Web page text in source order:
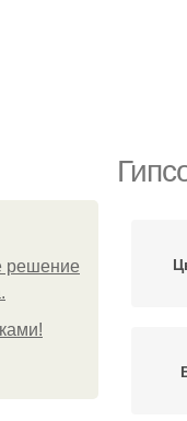
решение